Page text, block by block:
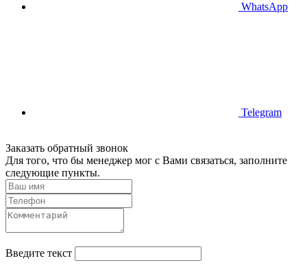
WhatsApp
Telegram
Заказать обратный звонок
Для того, что бы менеджер мог с Вами связаться, заполните
следующие пункты.
Введите текст